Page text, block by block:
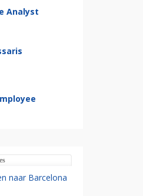
Analyst
naar Barcelona